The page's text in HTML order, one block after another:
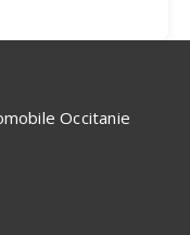
Occitanie